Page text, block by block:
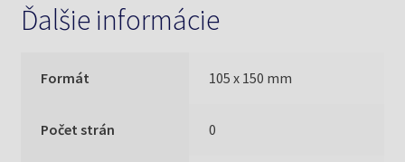
Ďalšie informácie
Formát 105 x 150 mm
Počet strán 0